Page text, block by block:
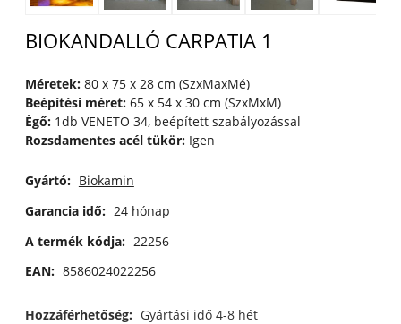
BIOKANDALLÓ CARPATIA 1
Méretek:80 x 75 x 28 cm (SzxMaxMé)
Beépítési méret:65 x 54 x 30 cm (SzxMxM)
Égő:1db VENETO 34, beépített szabályozással
Rozsdamentes acél tükör:Igen
Gyártó: Biokamin
Garancia idő: 24 hónap
A termék kódja: 22256
EAN: 8586024022256
Hozzáférhetőség: Gyártási idő 4-8 hét